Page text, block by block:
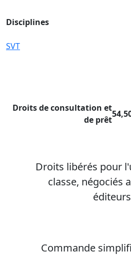
Disciplines
SVT
Droits de consultation et
de prêt
Droits libérés pour
classe, négociés
éditeurs
Commande